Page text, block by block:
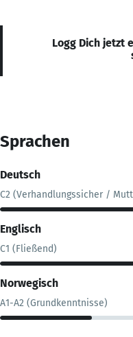
Logg Dich jetzt
Sprachen
Deutsch
C2 (Verhandlungssicher /
Englisch
C1 (Fließend)
Norwegisch
A1-A2 (Grundkenntnisse)